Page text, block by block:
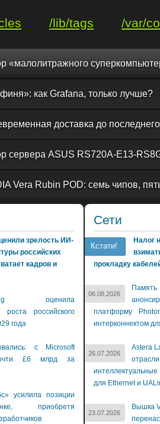
/lib/tags /var/
как Grafana, только лучше?
зрелость ИИ-
российских
кадров и
оценила
роста российского
года
с Microsoft
£6 млрд за
усилила позиции
приобретя
Сети
Кстати!
Налог
прокладку
06.08.2026
платформу
интерконнектом
26.07.2026
Astera
для Ethernet и
23.07.2026
Вышка